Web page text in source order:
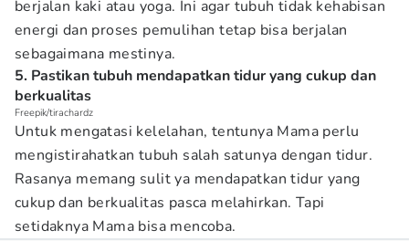
berjalan kaki atau yoga. Ini agar tubuh tidak kehabisan
energi dan proses pemulihan tetap bisa berjalan
sebagaimana mestinya.
5. Pastikan tubuh mendapatkan tidur yang cukup dan
berkualitas
Freepik/tirachardz
Untuk mengatasi kelelahan, tentunya Mama perlu
mengistirahatkan tubuh salah satunya dengan tidur.
Rasanya memang sulit ya mendapatkan tidur yang
cukup dan berkualitas pasca melahirkan. Tapi
setidaknya Mama bisa mencoba.